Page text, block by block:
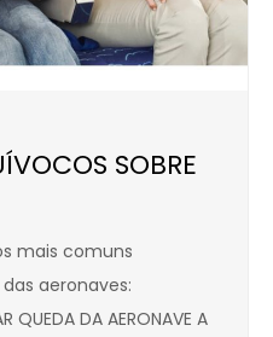
SOBRE
mais comuns
aeronaves:
QUEDA DA AERONAVE A